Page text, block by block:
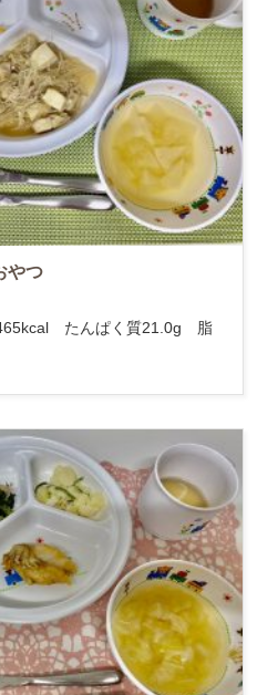
やつ
465kcal たんぱく質21.0g 脂